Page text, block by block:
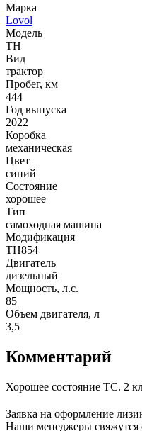
Марка
Lovol
Модель
TH
Вид
трактор
Пробег, км
444
Год выпуска
2022
Коробка
механическая
Цвет
синий
Состояние
хорошее
Тип
самоходная машина
Модификация
TH854
Двигатель
дизельный
Мощность, л.с.
85
Объем двигателя, л
3,5
Комментарий
Хорошее состояние ТС. 2
Заявка на оформление
Наши менеджеры свяжутся